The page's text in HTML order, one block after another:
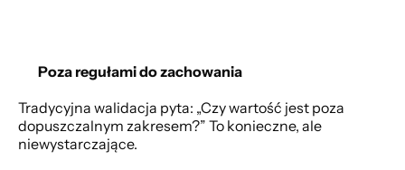
Poza regułami do zachowania
Tradycyjna walidacja pyta: „Czy wartość jest poza
dopuszczalnym zakresem?” To konieczne, ale
niewystarczające.